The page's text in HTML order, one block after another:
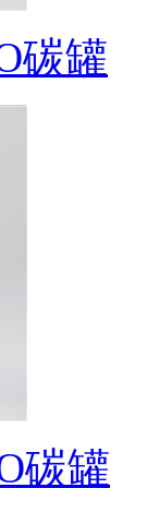
碳罐
碳罐